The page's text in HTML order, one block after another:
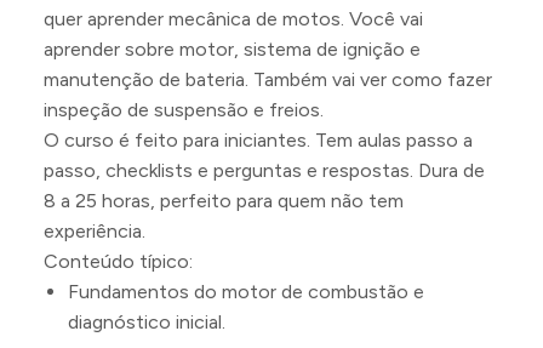
quer aprender mecânica de motos. Você vai
aprender sobre motor, sistema de ignição e
manutenção de bateria. Também vai ver como fazer
inspeção de suspensão e freios.
O curso é feito para iniciantes. Tem aulas passo a
passo, checklists e perguntas e respostas. Dura de
8 a 25 horas, perfeito para quem não tem
experiência.
Conteúdo típico:
Fundamentos do motor de combustão e
diagnóstico inicial.